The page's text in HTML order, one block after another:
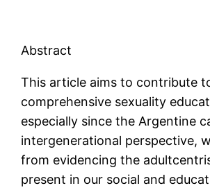
Abstract
This article aims to contribute
comprehensive sexuality
especially since the Argentine
intergenerational perspective,
from evidencing the
present in our social and